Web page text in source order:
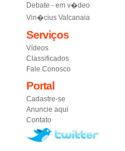
Debate - em v�deo
Vin�cius Valcanaia
Serviços
Vídeos
Classificados
Fale Conosco
Portal
Cadastre-se
Anuncie aqui
Contato